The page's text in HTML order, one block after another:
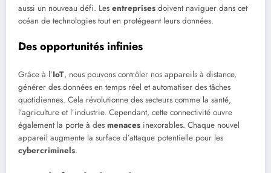
aussi un nouveau défi. Les entreprises doivent naviguer dans cet
océan de technologies tout en protégeant leurs données.
Des opportunités infinies
Grâce à l’IoT, nous pouvons contrôler nos appareils à distance,
générer des données en temps réel et automatiser des tâches
quotidiennes. Cela révolutionne des secteurs comme la santé,
l’agriculture et l’industrie. Cependant, cette connectivité ouvre
également la porte à des menaces inexorables. Chaque nouvel
appareil augmente la surface d’attaque potentielle pour les
cybercriminels.